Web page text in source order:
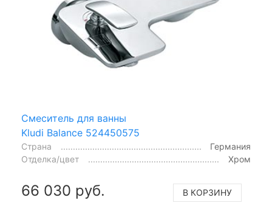
Смеситель для ванны
Kludi Balance 524450575
Страна
Германия
Отделка/цвет
Хром
66 030 руб. В КОРЗИНУ